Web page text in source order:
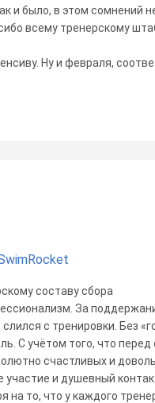
и было, в этом сомнений
всему тренерскому
Ну и февраля,
составу сбора
За
с тренировки. Без
С учётом того, что
счастливых и
и душевный
на то, что у каждого